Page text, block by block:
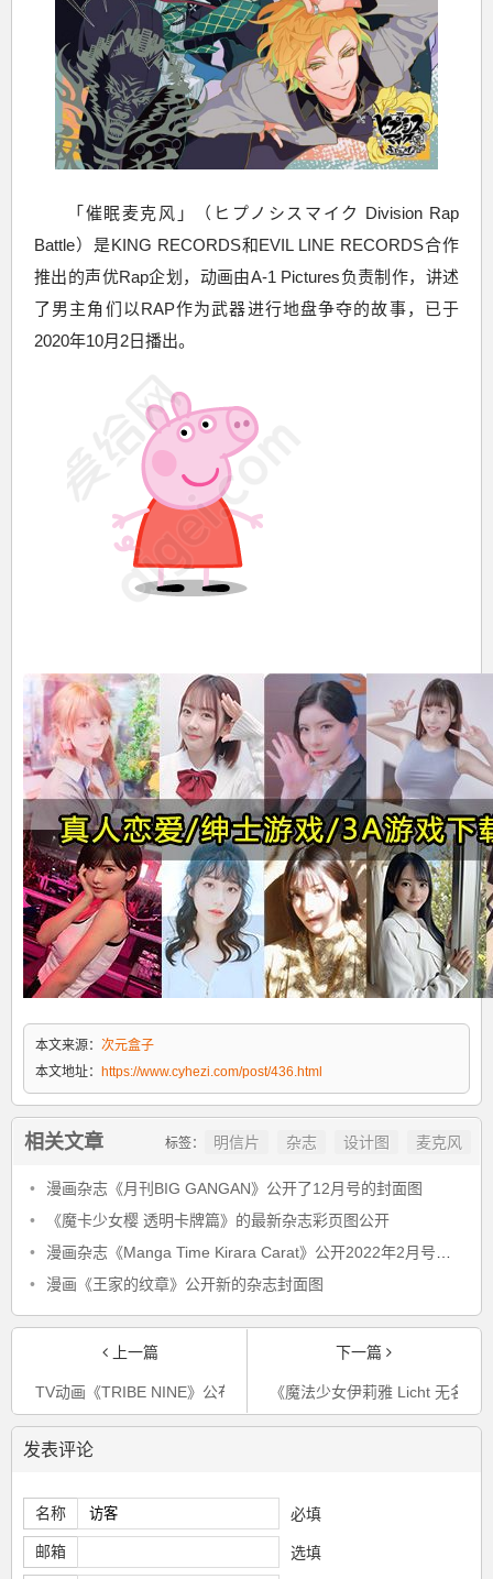
「催眠麦克风」（ヒプノシスマイク Division Rap
Battle）是KING RECORDS和EVIL LINE RECORDS合作
推出的声优Rap企划，动画由A-1 Pictures负责制作，讲述
了男主角们以RAP作为武器进行地盘争夺的故事，已于
2020年10月2日播出。
本文来源： 次元盒子
本文地址： https://www.cyhezi.com/post/436.html
相关文章 标签： 明信片 杂志 设计图 麦克风
•
漫画杂志《月刊BIG GANGAN》公开了12月号的封面图
•
《魔卡少女樱 透明卡牌篇》的最新杂志彩页图公开
•
漫画杂志《Manga Time Kirara Carat》公开2022年2月号的封面图
•
漫画《王家的纹章》公开新的杂志封面图
上一篇
TV动画《TRIBE NINE》公布了第二弹预告PV
下一篇
《魔法少女伊莉雅 Licht 无名的
发表评论
名称 必填
邮箱 选填